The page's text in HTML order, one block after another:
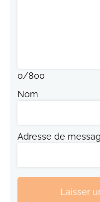
0/800
Nom
Adresse de
Laisser